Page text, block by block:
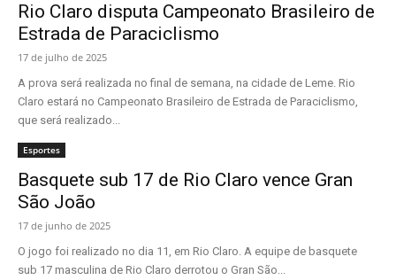
Rio Claro disputa Campeonato Brasileiro de
Estrada de Paraciclismo
17 de julho de 2025
A prova será realizada no final de semana, na cidade de Leme. Rio
Claro estará no Campeonato Brasileiro de Estrada de Paraciclismo,
que será realizado...
Esportes
Basquete sub 17 de Rio Claro vence Gran
São João
17 de junho de 2025
O jogo foi realizado no dia 11, em Rio Claro. A equipe de basquete
sub 17 masculina de Rio Claro derrotou o Gran São...